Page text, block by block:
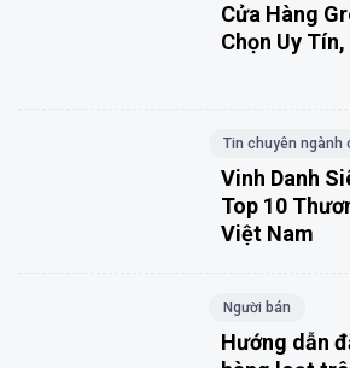
Cửa Hàng
Chọn Uy
Tin chuyên ngành
Vinh Danh
Top 10
Việt Nam
Người bán
Hướng dẫn